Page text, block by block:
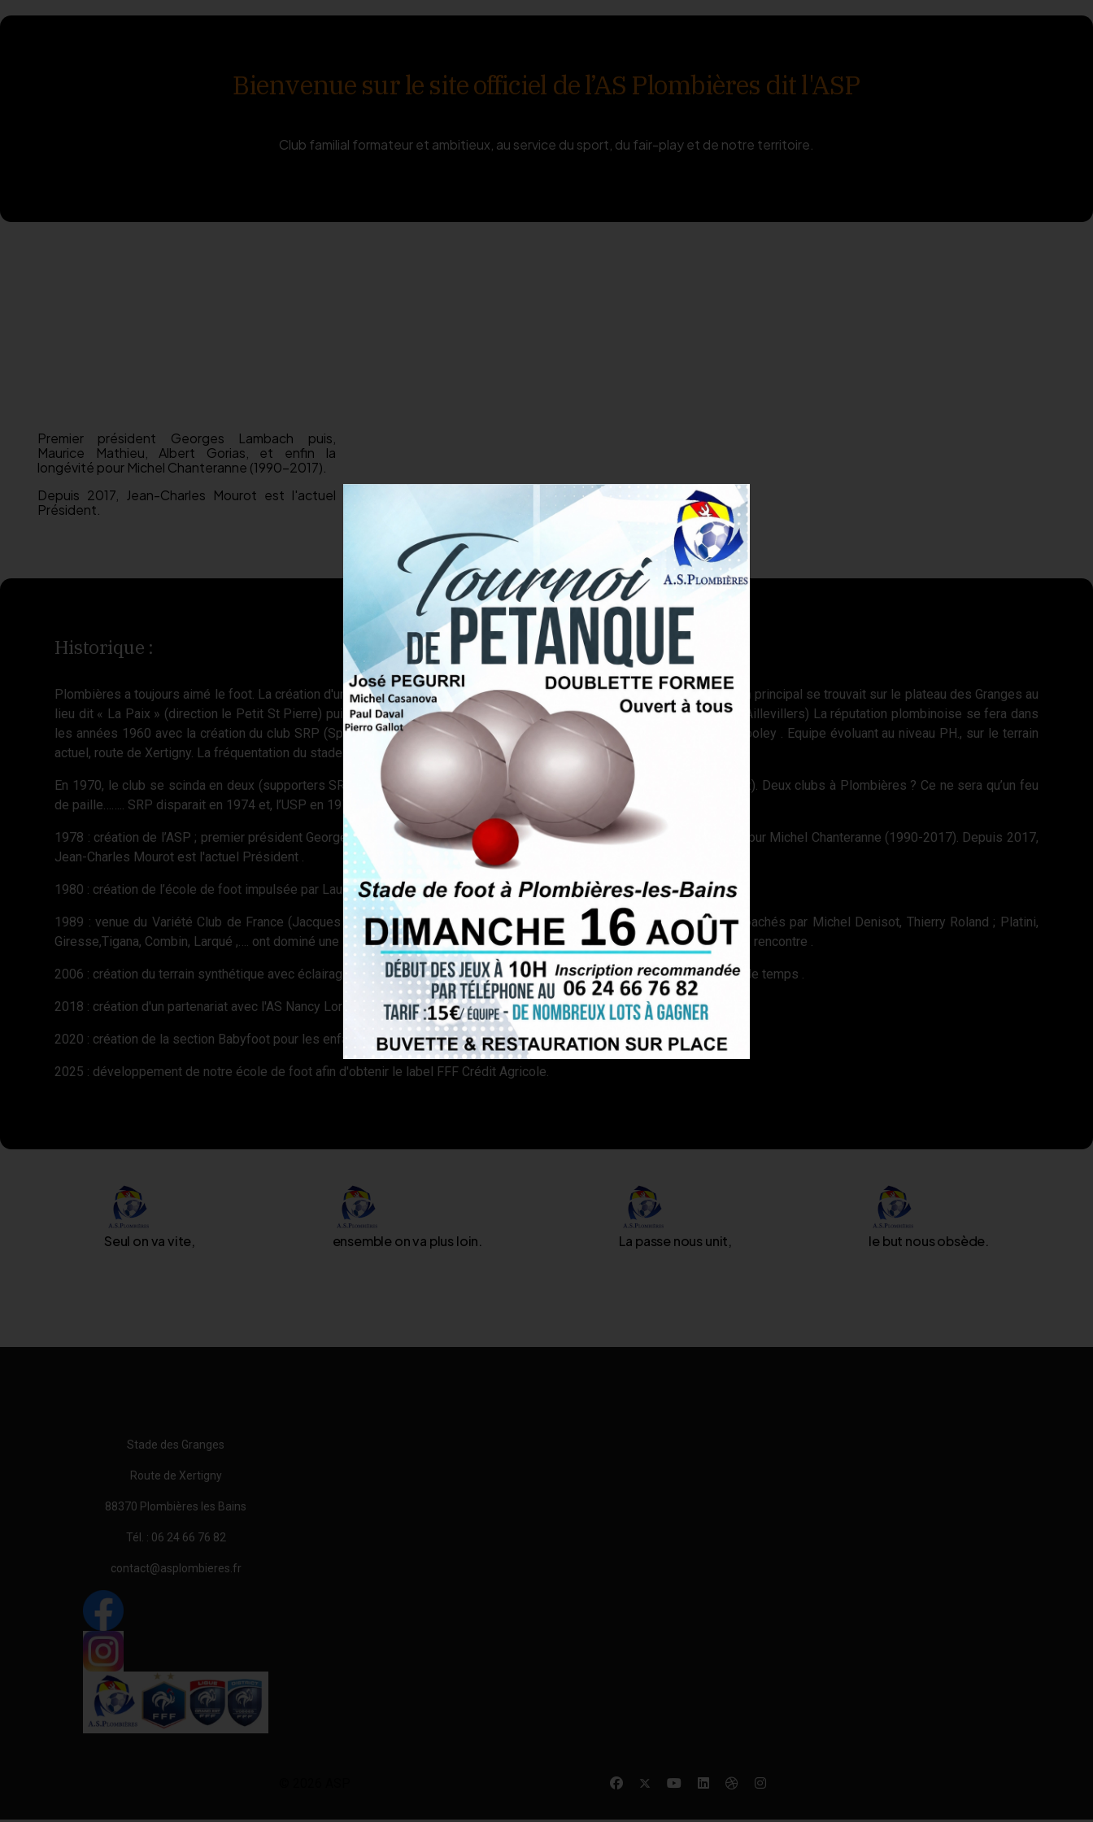
Bienvenue sur le site officiel de l’AS Plombières dit l'ASP
Club familial formateur et ambitieux, au service du sport, du fair-play et de notre territoire.
Premier président Georges Lambach puis,
Maurice Mathieu, Albert Gorias, et enfin la
longévité pour Michel Chanteranne (1990-2017).
Depuis 2017, Jean-Charles Mourot est l'actuel
Président.
Historique :
Plombières a toujours aimé le foot. La création d'un premier club a été fait le 1er juin 1949. Dans les années 1950 le terrain principal se trouvait sur le plateau des Granges au
lieu dit « La Paix » (direction le Petit St Pierre) puis se fixera au stade de Pruines (aujourd’hui le centre équestre route d’Aillevillers) La réputation plombinoise se fera dans
les années 1960 avec la création du club SRP (Sport Régionale Plombières) époque des Présidents MM Bigoni et Lamboley . Equipe évoluant au niveau PH., sur le terrain
actuel, route de Xertigny. La fréquentation du stade un dimanche ordinaire est de 300 à 400 spectateurs
En 1970, le club se scinda en deux (supporters SRP équipe entrainée par Yvon Roth) et création de l’USP ( joueurs locaux). Deux clubs à Plombières ? Ce ne sera qu’un feu
de paille…….. SRP disparait en 1974 et, l’USP en 1977……
1978 : création de l’ASP ; premier président Georges Lambach puis, Maurice Mathieu, Albert Gorias, et enfin la longévité pour Michel Chanteranne (1990-2017). Depuis 2017,
Jean-Charles Mourot est l'actuel Président .
1980 : création de l’école de foot impulsée par Laurent Romary (12 ans) sous la présidence de Maurice Mathieu .
1989 : venue du Variété Club de France (Jacques Bigoni maire a exercé son influence sur son gendre Michel Platini) Coachés par Michel Denisot, Thierry Roland ; Platini,
Giresse,Tigana, Combin, Larqué ,…. ont dominé une sélection vosgienne . 5000 spectateurs ont apprécié cette sympathique rencontre .
2006 : création du terrain synthétique avec éclairage permettant à toutes les équipes de pratiquer le football quel que soit le temps .
2018 : création d'un partenariat avec l'AS Nancy Lorraine, et première équipes féminines .
2020 : création de la section Babyfoot pour les enfants de 3 à 5 ans .
2025 : développement de notre école de foot afin d'obtenir le label FFF Crédit Agricole.
Seul on va vite, ensemble on va plus loin. La passe nous unit, le but nous obsède.
Stade des Granges
Route de Xertigny
88370 Plombières les Bains
Tél. : 06 24 66 76 82
contact@asplombieres.fr